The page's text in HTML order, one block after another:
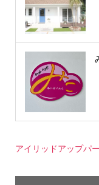
アイリッドアップパ